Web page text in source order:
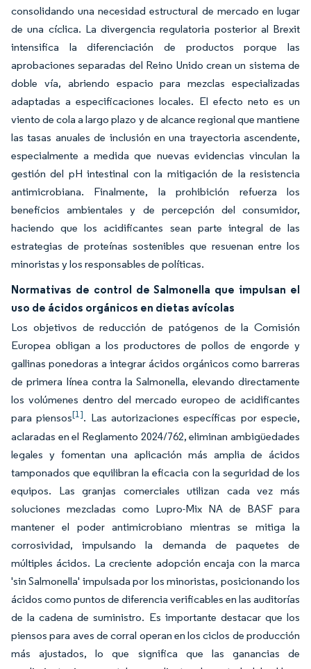
consolidando una necesidad estructural de mercado en lugar
de una cíclica. La divergencia regulatoria posterior al Brexit
intensifica la diferenciación de productos porque las
aprobaciones separadas del Reino Unido crean un sistema de
doble vía, abriendo espacio para mezclas especializadas
adaptadas a especificaciones locales. El efecto neto es un
viento de cola a largo plazo y de alcance regional que mantiene
las tasas anuales de inclusión en una trayectoria ascendente,
especialmente a medida que nuevas evidencias vinculan la
gestión del pH intestinal con la mitigación de la resistencia
antimicrobiana. Finalmente, la prohibición refuerza los
beneficios ambientales y de percepción del consumidor,
haciendo que los acidificantes sean parte integral de las
estrategias de proteínas sostenibles que resuenan entre los
minoristas y los responsables de políticas.
Normativas de control de Salmonella que impulsan el
uso de ácidos orgánicos en dietas avícolas
Los objetivos de reducción de patógenos de la Comisión
Europea obligan a los productores de pollos de engorde y
gallinas ponedoras a integrar ácidos orgánicos como barreras
de primera línea contra la Salmonella, elevando directamente
los volúmenes dentro del mercado europeo de acidificantes
para piensos[1]. Las autorizaciones específicas por especie,
aclaradas en el Reglamento 2024/762, eliminan ambigüedades
legales y fomentan una aplicación más amplia de ácidos
tamponados que equilibran la eficacia con la seguridad de los
equipos. Las granjas comerciales utilizan cada vez más
soluciones mezcladas como Lupro-Mix NA de BASF para
mantener el poder antimicrobiano mientras se mitiga la
corrosividad, impulsando la demanda de paquetes de
múltiples ácidos. La creciente adopción encaja con la marca
'sin Salmonella' impulsada por los minoristas, posicionando los
ácidos como puntos de diferencia verificables en las auditorías
de la cadena de suministro. Es importante destacar que los
piensos para aves de corral operan en los ciclos de producción
más ajustados, lo que significa que las ganancias de